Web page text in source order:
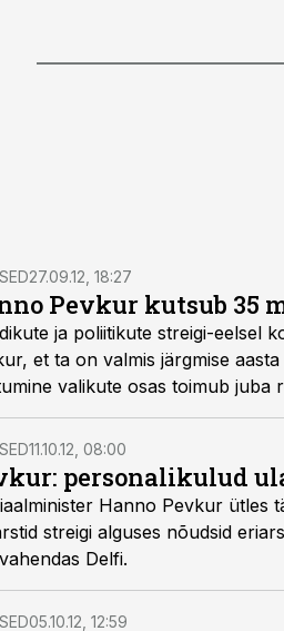
27.09.12, 18:27
Pevkur kutsub 35
ja poliitikute streigi-eelsel
et ta on valmis järgmise
valikute osas toimub juba
11.10.12, 08:00
personalikulud
Hanno Pevkur ütles
streigi alguses nõudsid
Delfi.
05.10.12, 12:59